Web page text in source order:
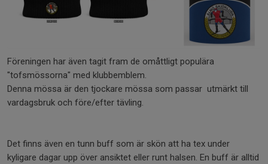
Föreningen har även tagit fram de omåttligt populära
"tofsmössorna" med klubbemblem.
Denna mössa är den tjockare mössa som passar utmärkt till
vardagsbruk och före/efter tävling.
Det finns även en tunn buff som är skön att ha tex under
kyligare dagar upp över ansiktet eller runt halsen. En buff är alltid